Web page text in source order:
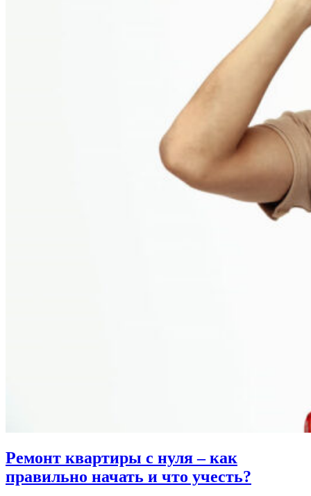
Ремонт квартиры с нуля – как
правильно начать и что учесть?